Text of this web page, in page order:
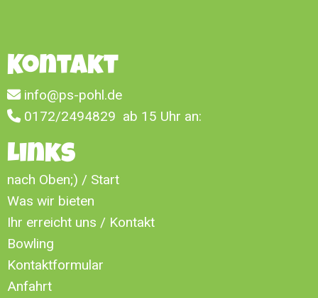
Kontakt
info@ps-pohl.de
0172/2494829 ab 15 Uhr an:
Links
nach Oben;) / Start
Was wir bieten
Ihr erreicht uns / Kontakt
Bowling
Kontaktformular
Anfahrt